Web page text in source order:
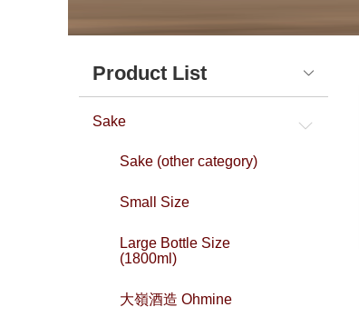
Product List
Sake
Sake (other category)
Small Size
Large Bottle Size
(1800ml)
大嶺酒造 Ohmine